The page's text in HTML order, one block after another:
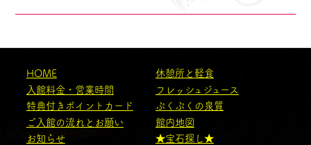
HOME
入館料金・営業時間
特典付きポイントカード
ご入館の流れとお願い
お知らせ
休憩所と軽食
フレッシュジュース
ぷくぷくの泉質
館内地図
★宝石探し★